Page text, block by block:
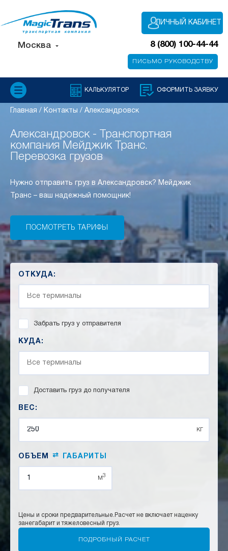
Москва 8 (800) 100-44-44
ЛИЧНЫЙ КАБИНЕТ
ПИСЬМО РУКОВОДСТВУ
КАЛЬКУЛЯТОР ОФОРМИТЬ ЗАЯВКУ
Главная / Контакты / Александровск
Александровск - Транспортная
компания Мейджик Транс.
Перевозка грузов
Нужно отправить груз в Александровск? Мейджик
Транс – ваш надежный помощник!
ПОСМОТРЕТЬ ТАРИФЫ
ОТКУДА:
Забрать груз у отправителя
КУДА:
Доставить груз до получателя
ВЕС:
кг
ОБЪЕМ ⇄ ГАБАРИТЫ
м3
Цены и сроки предварительные. Расчет не включает наценку
занегабарит и тяжеловесный груз.